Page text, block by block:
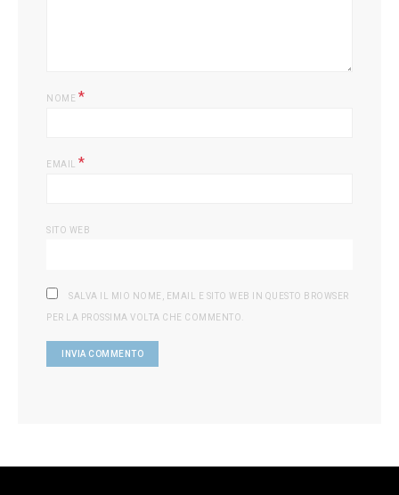
NOME *
EMAIL *
SITO WEB
SALVA IL MIO NOME, EMAIL E SITO WEB IN QUESTO BROWSER
PER LA PROSSIMA VOLTA CHE COMMENTO.